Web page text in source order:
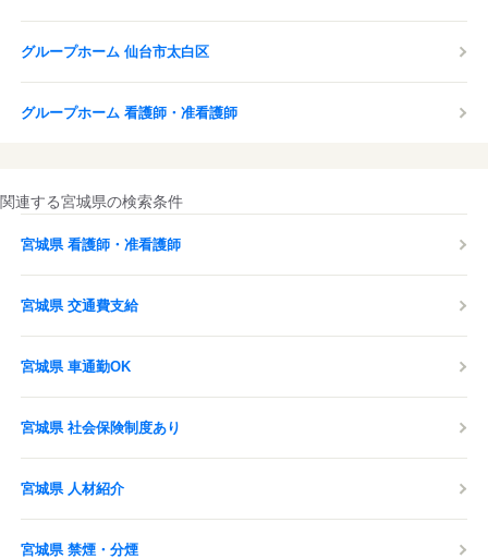
グループホーム 仙台市太白区
グループホーム 看護師・准看護師
関連する宮城県の検索条件
宮城県 看護師・准看護師
宮城県 交通費支給
宮城県 車通勤OK
宮城県 社会保険制度あり
宮城県 人材紹介
宮城県 禁煙・分煙